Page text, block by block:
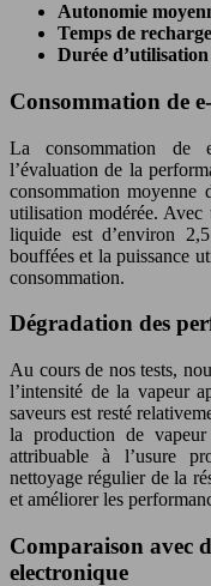
Autonomie
Temps de
Durée
Consommation de
La consommation de
l’évaluation de la
consommation
utilisation modérée. Avec
liquide est d’environ
bouffées et la puissance
consommation.
Dégradation des
Au cours de nos tests,
l’intensité de la vapeur
saveurs est resté
la production de
attribuable à l’usure
nettoyage régulier de la
et améliorer les
Comparaison avec
electronique